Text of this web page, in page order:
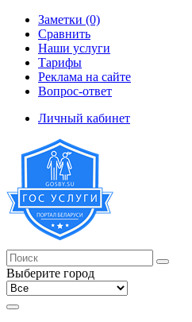
Заметки (0)
Сравнить
Наши услуги
Тарифы
Реклама на сайте
Вопрос-ответ
Личный кабинет
Выберите город